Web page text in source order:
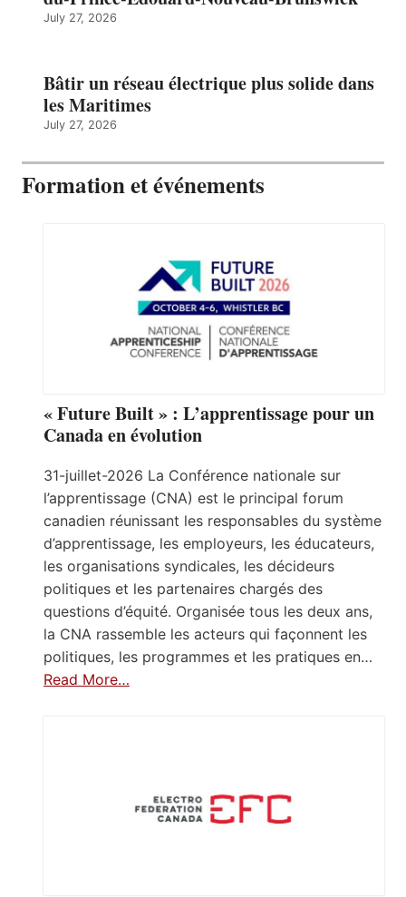
July 27, 2026
Bâtir un réseau électrique plus solide dans
les Maritimes
July 27, 2026
Formation et événements
« Future Built » : L’apprentissage pour un
Canada en évolution
31-juillet-2026 La Conférence nationale sur
l’apprentissage (CNA) est le principal forum
canadien réunissant les responsables du système
d’apprentissage, les employeurs, les éducateurs,
les organisations syndicales, les décideurs
politiques et les partenaires chargés des
questions d’équité. Organisée tous les deux ans,
la CNA rassemble les acteurs qui façonnent les
politiques, les programmes et les pratiques en…
Read More…